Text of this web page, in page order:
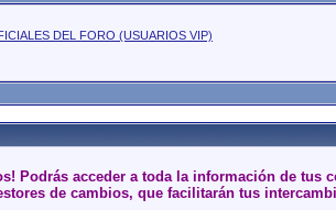
DEL FORO (USUARIOS VIP)
Podrás acceder a toda la información de
de cambios, que facilitarán tus